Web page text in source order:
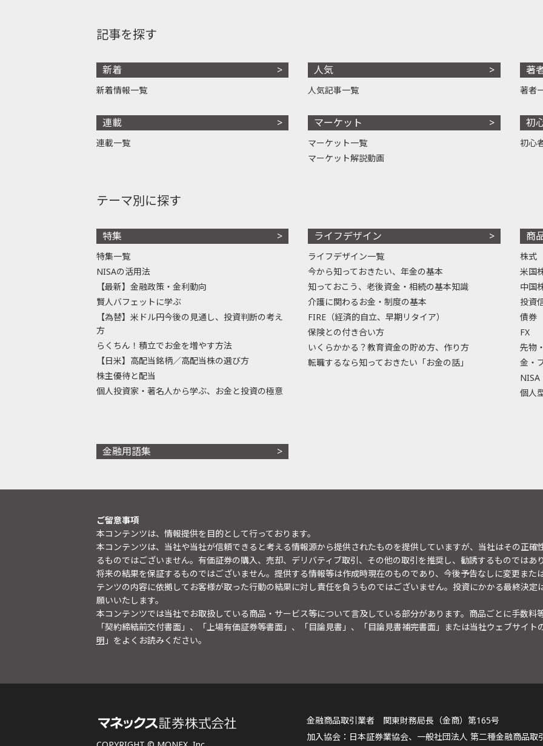
記事を探す
新着
新着情報一覧
連載
連載一覧
人気
人気記事一覧
マーケット
マーケット一覧
マーケット解説動画
著
著者
初
初心
テーマ別に探す
特集
特集一覧
NISAの活用法
【最新】金融政策・金利動向
賢人バフェットに学ぶ
【為替】米ドル円今後の見通し、投資判断の考え
方
らくちん！積立でお金を増やす方法
【日米】高配当銘柄／高配当株の選び方
株主優待と配当
個人投資家・著名人から学ぶ、お金と投資の極意
ライフデザイン
ライフデザイン一覧
今から知っておきたい、年金の基本
知っておこう、老後資金・相続の基本知識
介護に関わるお金・制度の基本
FIRE（経済的自立、早期リタイア）
保険との付き合い方
いくらかかる？教育資金の貯め方、作り方
転職するなら知っておきたい「お金の話」
商
株式
米国
中国
投資
債券
FX
先物
金・
NISA
個人
金融用語集
ご留意事項
本コンテンツは、情報提供を目的として行っております。
本コンテンツは、当社や当社が信頼できると考える情報源から提供されたものを提供していますが、当社はその正
るものではございません。有価証券の購入、売却、デリバティブ取引、その他の取引を推奨し、勧誘するものではあ
将来の結果を保証するものではございません。提供する情報等は作成時現在のものであり、今後予告なしに変更また
テンツの内容に依拠してお客様が取った行動の結果に対し責任を負うものではございません。投資にかかる最終決
願いいたします。
本コンテンツでは当社でお取扱している商品・サービス等について言及している部分があります。商品ごとに手数料
「契約締結前交付書面」、「上場有価証券等書面」、「目論見書」、「目論見書補完書面」または当社ウェブサイト
明 」をよくお読みください。
金融商品取引業者 関東財務局長（金商）第165号
日本証券業協会、一般社団法人 第二種金融商品取